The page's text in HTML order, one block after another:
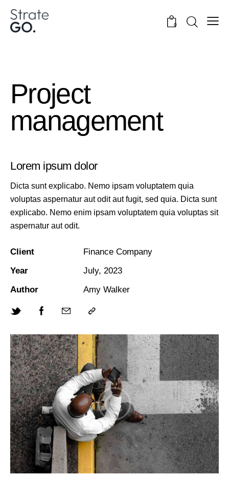
0
Project
management
Lorem ipsum dolor
Dicta sunt explicabo. Nemo ipsam voluptatem quia
voluptas aspernatur aut odit aut fugit, sed quia. Dicta sunt
explicabo. Nemo enim ipsam voluptatem quia voluptas sit
aspernatur aut odit.
Client
Finance Company
Year
July, 2023
Author
Amy Walker